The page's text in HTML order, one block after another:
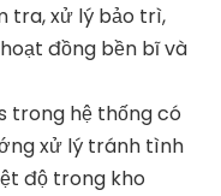
tra, xử lý bảo trì,
đồng bền bĩ và
trong hệ thống có
xử lý tránh tình
độ trong kho